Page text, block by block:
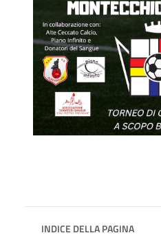
INDICE DELLA PAGINA